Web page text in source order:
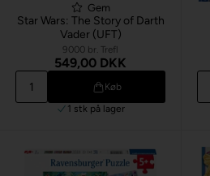
Gem
Star Wars: The Story of Darth
Vader (UFT)
9000 br. Trefl
549,00 DKK
Køb
1 stk på lager